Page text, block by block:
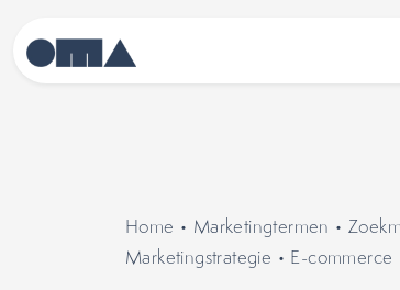
Home • Marketingtermen •
Marketingstrategie • E-commerce